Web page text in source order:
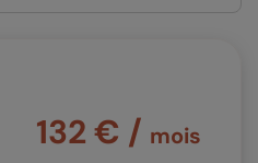
132 € / mois